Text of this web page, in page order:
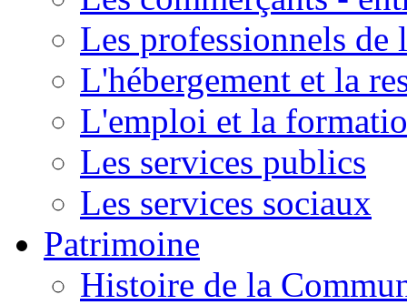
Les professionnels de
L'hébergement et la
L'emploi et la
Les services publics
Les services sociaux
Patrimoine
Histoire de la